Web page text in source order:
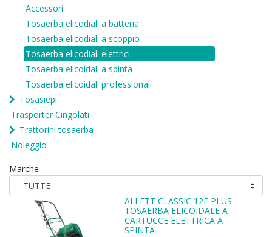
Accessori
Tosaerba elicodiali a batteria
Tosaerba elicodiali a scoppio
Tosaerba elicodiali elettrici
Tosaerba elicoidali a spinta
Tosaerba elicoidali professionali
Tosasiepi
Trasporter Cingolati
Trattorini tosaerba
Noleggio
Marche
ALLETT CLASSIC 12E PLUS -
TOSAERBA ELICOIDALE A
CARTUCCE ELETTRICA A
SPINTA